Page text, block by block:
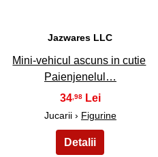
Jazwares LLC
Mini-vehicul ascuns in cutie
Paienjenelul…
34 ,98
Jucarii › Figurine